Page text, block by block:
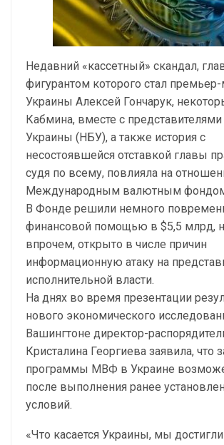
Недавний «кассетный» скандал,
фигурантом которого стал
Украины Алексей Гончарук,
Кабмина, вместе с
Украины (НБУ), а также история с
несостоявшейся отставкой главы
судя по всему, повлияла на
Международным валютным
В Фонде решили немного
финансовой помощью в $5,5 млрд,
впрочем, открыто в числе причин
информационную атаку на
исполнительной власти.
На днях во время презентации
нового экономического
Вашингтоне директор-
Кристалина Георгиева заявила, что
программы МВФ в Украине
после выполнения ранее
условий.
«Что касается Украины, мы